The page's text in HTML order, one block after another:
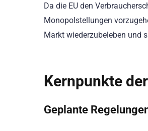
Da die EU den
Monopolstellungen
Markt wiederzubeleben und
Kernpunkte
Geplante